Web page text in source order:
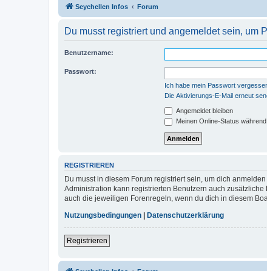
Seychellen Infos Forum
Du musst registriert und angemeldet sein, um
Benutzername:
Passwort:
Ich habe mein Passwort
Die Aktivierungs-E-Mail erneut
Angemeldet bleiben
Meinen Online-Status
REGISTRIEREN
Du musst in diesem Forum registriert sein, um dich
Administration kann registrierten Benutzern auch
auch die jeweiligen Forenregeln, wenn du dich in diesem
Nutzungsbedingungen
Datenschutzerklärung
Registrieren